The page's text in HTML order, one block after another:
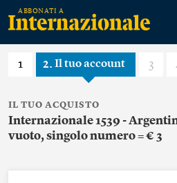
1 2 Il tuo account 3
IL TUO ACQUISTO
Internazionale 1539 -
vuoto, singolo numero = € 3